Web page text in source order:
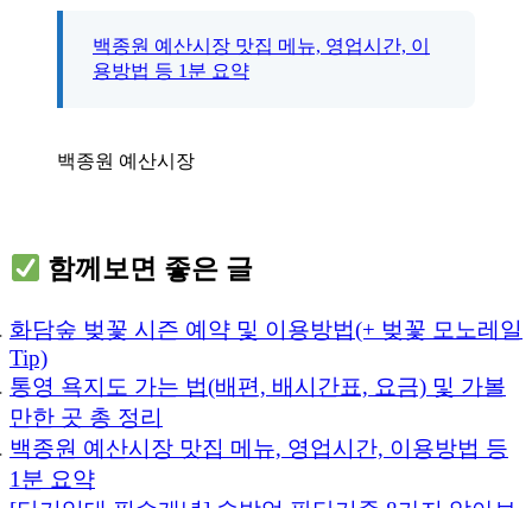
백종원 예산시장 맛집 메뉴, 영업시간, 이
용방법 등 1분 요약
백종원 예산시장
함께보면 좋은 글
화담숲 벚꽃 시즌 예약 및 이용방법(+ 벚꽃 모노레일
Tip)
통영 욕지도 가는 법(배편, 배시간표, 요금) 및 가볼
만한 곳 총 정리
백종원 예산시장 맛집 메뉴, 영업시간, 이용방법 등
1분 요약